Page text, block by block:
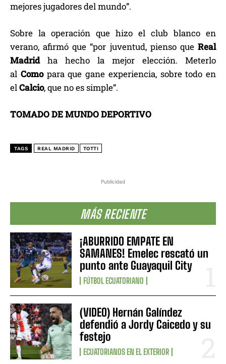
Publicidad
MÁS RECIENTE
¡ABURRIDO EMPATE EN
SAMANES! Emelec rescató un
punto ante Guayaquil City
FÚTBOL ECUATORIANO
(VIDEO) Hernán Galíndez
defendió a Jordy Caicedo y su
festejo
ECUATORIANOS EN EL EXTERIOR
mejores jugadores del mundo”.
Sobre la operación que hizo el club blanco en
verano, afirmó que “por juventud, pienso que Real
Madridha hecho la mejor elección. Meterlo
al Como para que gane experiencia, sobre todo en
elCalcio, que no es simple”.
TOMADO DE MUNDO DEPORTIVO
TAGS REAL MADRID TOTTI